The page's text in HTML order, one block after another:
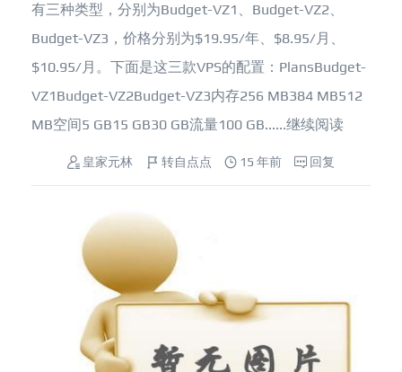
有三种类型，分别为Budget-VZ1、Budget-VZ2、
Budget-VZ3，价格分别为$19.95/年、$8.95/月、
$10.95/月。下面是这三款VPS的配置：PlansBudget-
VZ1Budget-VZ2Budget-VZ3内存256 MB384 MB512
MB空间5 GB15 GB30 GB流量100 GB......继续阅读
皇家元林 转自点点 15 年前 回复